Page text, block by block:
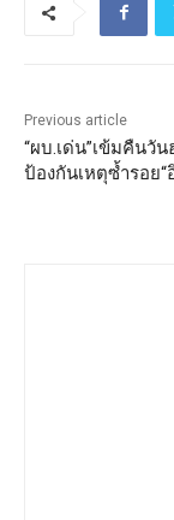
Previous article
“ผบ.เด่น”เข้มคืนวั
ป้องกันเหตุซ้ำรอย“